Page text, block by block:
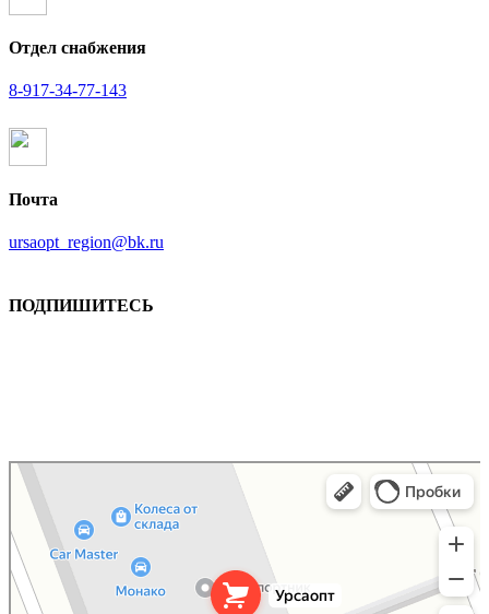
Отдел снабжения
8-917-34-77-143
Почта
ursaopt_region@bk.ru
ПОДПИШИТЕСЬ